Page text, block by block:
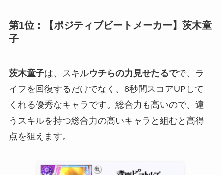
第1位： 【ポジティブビートメーカー】 茨木童
子
茨木童子は、スキルウチらの力見せたるでで、ラ
イフを回復するだけでなく、8秒間スコアUPして
くれる優秀なキャラです。総合力も高いので、違
うスキルを持つ総合力の高いキャラと組むと高得
点を狙えます。